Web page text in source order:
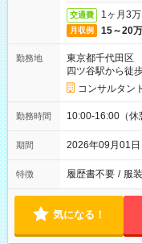
交通費 1ヶ月3
月収例 15～20
勤務地
東京都千代田区
四ツ谷駅から徒
コンサルタン
勤務時間 10:00-16:00（休
期間 2026年09月01
特徴 履歴書不要 / 服
気になる！